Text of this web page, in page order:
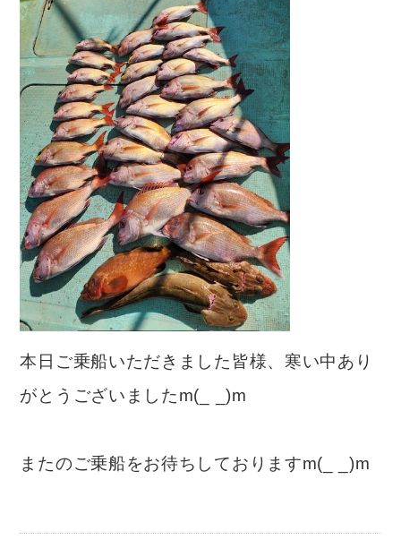
本日ご乗船いただきました皆様、寒い中あり
がとうございましたm(_ _)m
またのご乗船をお待ちしておりますm(_ _)m